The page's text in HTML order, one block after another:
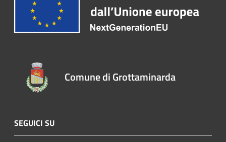
Comune di Grottaminarda
SEGUICI SU